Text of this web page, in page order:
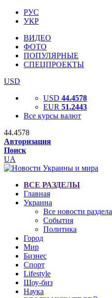
РУС
УКР
ВИДЕО
ФОТО
ПОПУЛЯРНЫЕ
СПЕЦПРОЕКТЫ
USD
USD 44.4578
EUR 51.2443
Все курсы валют
44.4578
Авторизация
Поиск
UA
ВСЕ РАЗДЕЛЫ
Главная
Украина
Все новости раздела
События
Политика
Город
Мир
Бизнес
Спорт
Lifestyle
Шоу-биз
Наука